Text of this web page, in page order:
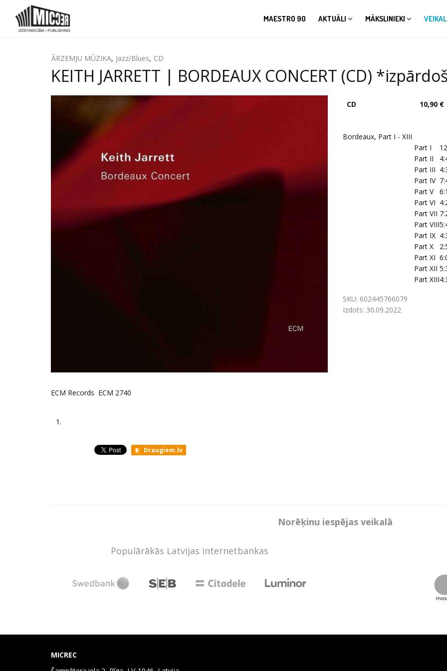
MAESTRO 90 AKTUĀLI MĀKSLINIEKI
ĀRZEMJU MŪZIKA, Jazz/Blues, CD
KEITH JARRETT | BORDEAUX CONCERT (CD)
CD 10,90 €
Bordeaux, Part I - XIII
Part I
Part II
Part III
Part IV
Part V
Part VI
Part VII
Part VIII
Part IX
Part X
Part XI
Part XII
Part XIII
SKU: 602445766079
Izdots: 30.09.2022
ECM Records ECM 2740
1.
Draugiem.lv
Norēķinu iespējas veikalā
Populārākās Latvijas internetbankas
MICREC